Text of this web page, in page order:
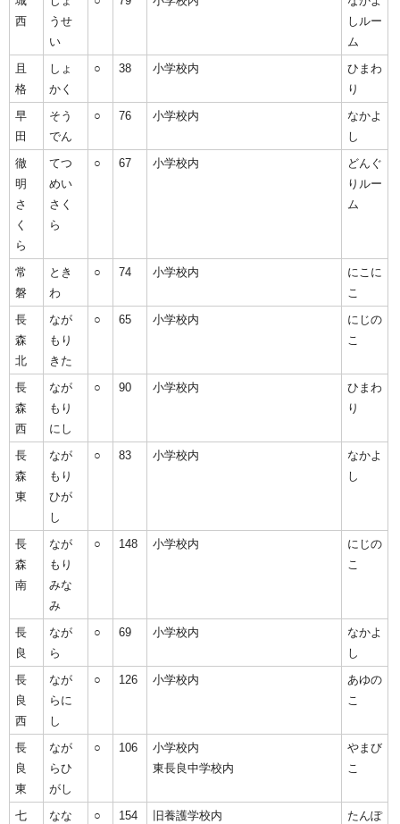
西
うせ
い
しルー
ム
且
格
しょ
かく
○ 38 小学校内
ひまわ
り
早
田
そう
でん
○ 76 小学校内
なかよ
し
徹
明
さ
く
ら
てつ
めい
さく
ら
○ 67 小学校内
どんぐ
りルー
ム
常
磐
とき
わ
○ 74 小学校内
にこに
こ
長
森
北
なが
もり
きた
○ 65 小学校内
にじの
こ
長
森
西
なが
もり
にし
○ 90 小学校内
ひまわ
り
長
森
東
なが
もり
ひが
し
○ 83 小学校内
なかよ
し
長
森
南
なが
もり
みな
み
○ 148 小学校内
にじの
こ
長
良
なが
ら
○ 69 小学校内
なかよ
し
長
良
西
なが
らに
し
○ 126 小学校内
あゆの
こ
長
良
東
なが
らひ
がし
○ 106
小学校内
東長良中学校内
やまび
こ
七
なな
○ 154 旧養護学校内
たんぽ